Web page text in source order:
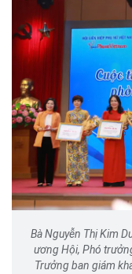
Bà Nguyễn Thị Kim
ương Hội, Phó
Trưởng ban giám